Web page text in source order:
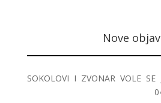
Nove
SOKOLOVI I ZVONAR VOLE SE